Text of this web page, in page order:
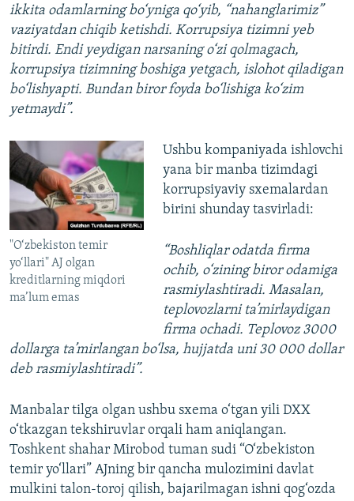
ikkita odamlarning bo‘yniga qo‘yib, “nahanglarimiz”
vaziyatdan chiqib ketishdi. Korrupsiya tizimni yeb
bitirdi. Endi yeydigan narsaning o‘zi qolmagach,
korrupsiya tizimning boshiga yetgach, islohot qiladigan
bo‘lishyapti. Bundan biror foyda bo‘lishiga ko‘zim
yetmaydi”.
"O‘zbekiston temir
yo‘llari" AJ olgan
kreditlarning miqdori
ma’lum emas
Ushbu kompaniyada ishlovchi
yana bir manba tizimdagi
korrupsiyaviy sxemalardan
birini shunday tasvirladi:
“Boshliqlar odatda firma
ochib, o‘zining biror odamiga
rasmiylashtiradi. Masalan,
teplovozlarni ta’mirlaydigan
firma ochadi. Teplovoz 3000
dollarga ta’mirlangan bo‘lsa, hujjatda uni 30 000 dollar
deb rasmiylashtiradi”.
Manbalar tilga olgan ushbu sxema o‘tgan yili DXX
o‘tkazgan tekshiruvlar orqali ham aniqlangan.
Toshkent shahar Mirobod tuman sudi “O‘zbekiston
temir yo‘llari” AJning bir qancha mulozimini davlat
mulkini talon-toroj qilish, bajarilmagan ishni qog‘ozda